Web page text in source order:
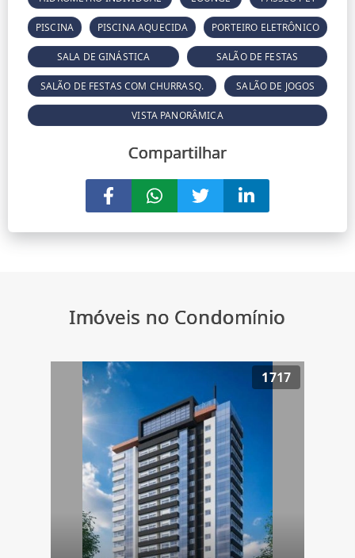
PISCINA PISCINA AQUECIDA PORTEIRO ELETRÔNICO
SALA DE GINÁSTICA SALÃO DE FESTAS
SALÃO DE FESTAS COM CHURRASQ. SALÃO DE JOGOS
VISTA PANORÂMICA
Compartilhar
Imóveis no Condomínio
1717